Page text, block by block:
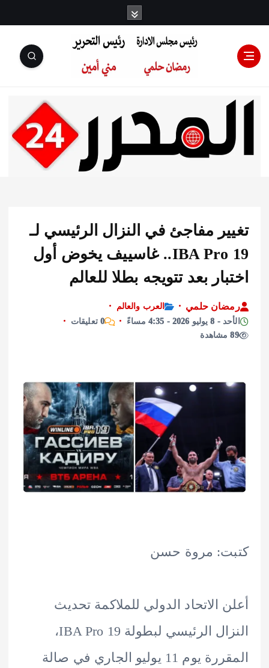
رئيس مجلس
الإدارة: رمضان
التحرير:مني أمين
مفاجئ في النزال الرئيسي لـ
IBA Pro 19.. غاسييف يخوض أول
بعد تتويجه بطلا للعالم
حلمي
العرب والعالم
0 تعليقات
مروة حسن
الاتحاد الدولي للملاكمة تحديث
النزال الرئيسي لبطولة IBA Pro 19،
المقررة يوم 11 يوليو الجاري في صالة